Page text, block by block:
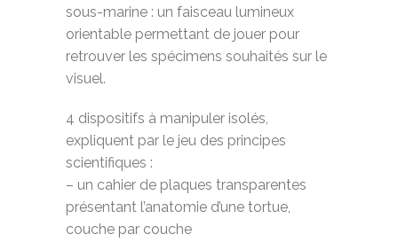
sous-marine : un faisceau lumineux
orientable permettant de jouer pour
retrouver les spécimens souhaités sur le
visuel.
4 dispositifs à manipuler isolés,
expliquent par le jeu des principes
scientifiques :
– un cahier de plaques transparentes
présentant l’anatomie d’une tortue,
couche par couche